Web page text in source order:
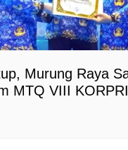
Murung Raya
MTQ VIII